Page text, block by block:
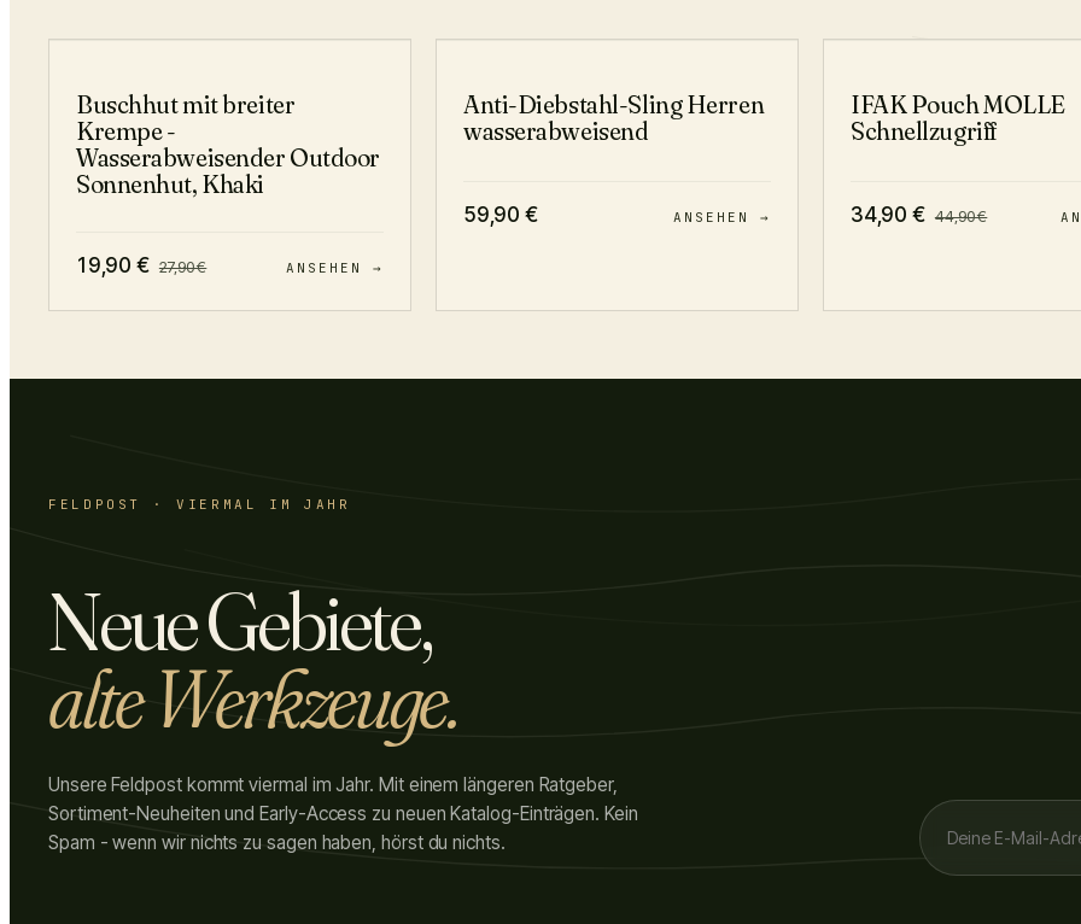
Buschhut mit breiter
Krempe -
Wasserabweisender Outdoor
Sonnenhut, Khaki
19,90 € 27,90€ ANSEHEN →
Anti-Diebstahl-Sling Herren
wasserabweisend
59,90 € ANSEHEN →
IFAK Pouch MOLLE
Schnellzugriff
34,90 € 44,90€
FELDPOST · VIERMAL IM JAHR
Neue Gebiete,
alte Werkzeuge.
Unsere Feldpost kommt viermal im Jahr. Mit einem längeren Ratgeber,
Sortiment-Neuheiten und Early-Access zu neuen Katalog-Einträgen. Kein
Spam - wenn wir nichts zu sagen haben, hörst du nichts.